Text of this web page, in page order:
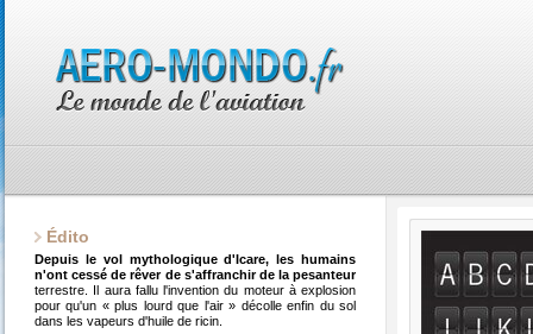
Édito
Depuis le vol mythologique d'Icare, les humains
n'ont cessé de rêver de s'affranchir de la pesanteur
terrestre. Il aura fallu l'invention du moteur à explosion
pour qu'un « plus lourd que l'air » décolle enfin du sol
dans les vapeurs d'huile de ricin.